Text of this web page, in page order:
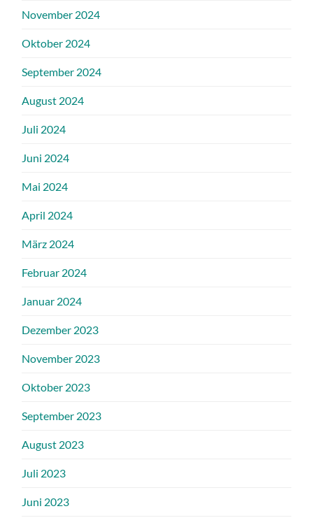
November 2024
Oktober 2024
September 2024
August 2024
Juli 2024
Juni 2024
Mai 2024
April 2024
März 2024
Februar 2024
Januar 2024
Dezember 2023
November 2023
Oktober 2023
September 2023
August 2023
Juli 2023
Juni 2023